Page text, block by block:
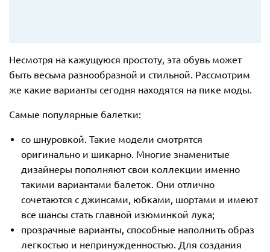
Несмотря на кажущуюся простоту, эта обувь может
быть весьма разнообразной и стильной. Рассмотрим
же какие варианты сегодня находятся на пике моды.
Самые популярные балетки:
со шнуровкой. Такие модели смотрятся
оригинально и шикарно. Многие знаменитые
дизайнеры пополняют свои коллекции именно
такими вариантами балеток. Они отлично
сочетаются с джинсами, юбками, шортами и имеют
все шансы стать главной изюминкой лука;
прозрачные варианты, способные наполнить образ
легкостью и непринужденностью. Для создания